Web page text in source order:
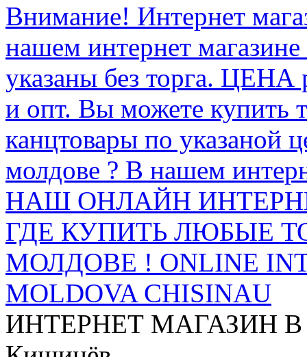
Внимание! Интернет
нашем интернет
указаны без торга.
и опт. Вы можете купить
канцтовары по указаной
молдове ? В нашем
НАШ ОНЛАЙН
ГДЕ КУПИТЬ ЛЮБЫЕ
МОЛДОВЕ ! ONLINE
MOLDOVA CHISINAU
ИНТЕРНЕТ МАГАЗИН